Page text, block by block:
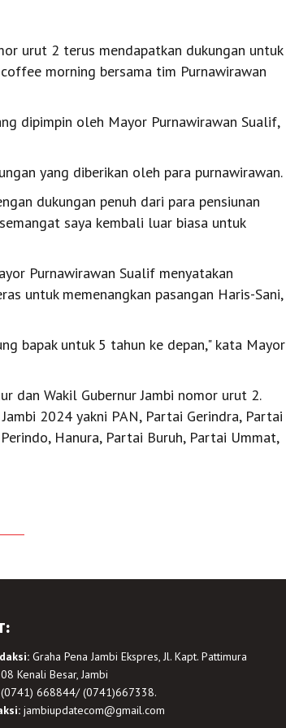
urut 2 terus mendapatkan dukungan untuk
morning bersama tim Purnawirawan
dipimpin oleh Mayor Purnawirawan Sualif,
yang diberikan oleh para purnawirawan.
dukungan penuh dari para pensiunan
saya kembali luar biasa untuk
Purnawirawan Sualif menyatakan
untuk memenangkan pasangan Haris-Sani,
bapak untuk 5 tahun ke depan," kata Mayor
dan Wakil Gubernur Jambi nomor urut 2.
2024 yakni PAN, Partai Gerindra, Partai
Hanura, Partai Buruh, Partai Ummat,
Graha Pena Jambi Ekspres, Jl. Kapt. Pattimura
Kenali Besar, Jambi
668844/ (0741)667338.
jambiupdatecom@gmail.com